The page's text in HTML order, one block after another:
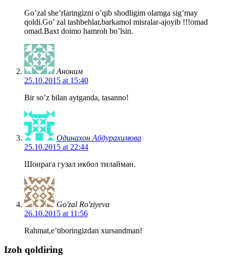
Go’zal she’rlaringizni o’qib shodligim olamga sig’may
qoldi.Go’ zal tashbehlar,barkamol misralar-ajoyib !!!omad
omad.Baxt doimo hamroh bo’lsin.
Аноним
25.10.2015 at 15:40
Bir so’z bilan aytganda, tasanno!
Одинахон Абдурахимова
25.10.2015 at 22:44
Шоирага гузал икбол тилайман.
Go'zal Ro'ziyeva
26.10.2015 at 11:56
Rahmat,e’tiboringizdan xursandman!
Izoh qoldiring